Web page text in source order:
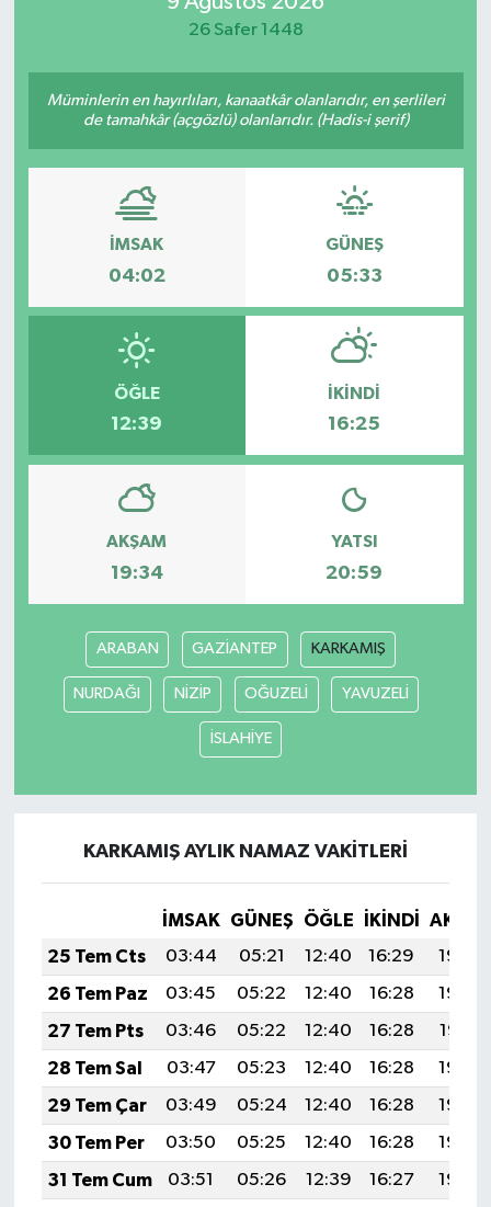
26 Safer 1448
Müminlerin en hayırlıları, kanaatkâr olanlarıdır, en şerlileri
de tamahkâr (açgözlü) olanlarıdır. (Hadis-i şerif)
İMSAK
04:02
GÜNEŞ
05:33
ÖĞLE
12:39
İKINDI
16:25
AKŞAM
19:34
YATSI
20:59
ARABAN GAZİANTEP KARKAMIŞ
NURDAĞI NİZİP OĞUZELİ YAVUZELİ
İSLAHİYE
KARKAMIŞ AYLIK NAMAZ VAKITLERI
İMSAK GÜNEŞ ÖĞLE İKINDI
25 Tem Cts
03:44 05:21 12:40 16:29
19:48
26 Tem Paz
03:45 05:22 12:40 16:28
19:48
27 Tem Pts
03:46 05:22 12:40 16:28
19:47
28 Tem Sal
03:47 05:23 12:40 16:28
19:46
29 Tem Çar
03:49 05:24 12:40 16:28
19:45
30 Tem Per
03:50 05:25 12:40 16:28
19:44
31 Tem Cum
03:51 05:26 12:39 16:27
19:43
Özel
Resmi İlanlar
Spor
Yerel Yönetimler
Yurttan